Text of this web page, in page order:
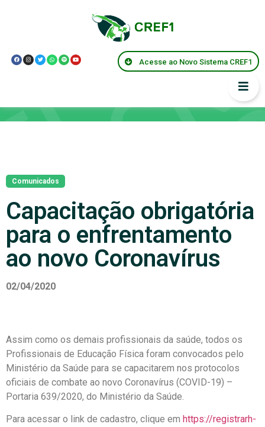
Acesse ao Novo Sistema CREF1
Comunicados
Capacitação obrigatória
para o enfrentamento
ao novo Coronavírus
02/04/2020
Assim como os demais profissionais da saúde, todos os
Profissionais de Educação Física foram convocados pelo
Ministério da Saúde para se capacitarem nos protocolos
oficiais de combate ao novo Coronavírus (COVID-19) –
Portaria 639/2020, do Ministério da Saúde.
Para acessar o link de cadastro, clique em https://registrarh-